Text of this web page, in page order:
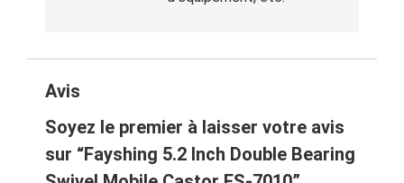
Avis
Soyez le premier à laisser votre avis
sur “Fayshing 5.2 Inch Double Bearing